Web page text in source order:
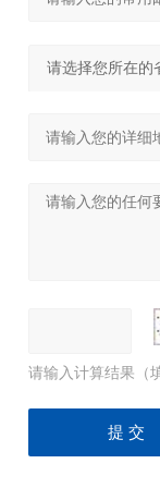
请输入计算结果（